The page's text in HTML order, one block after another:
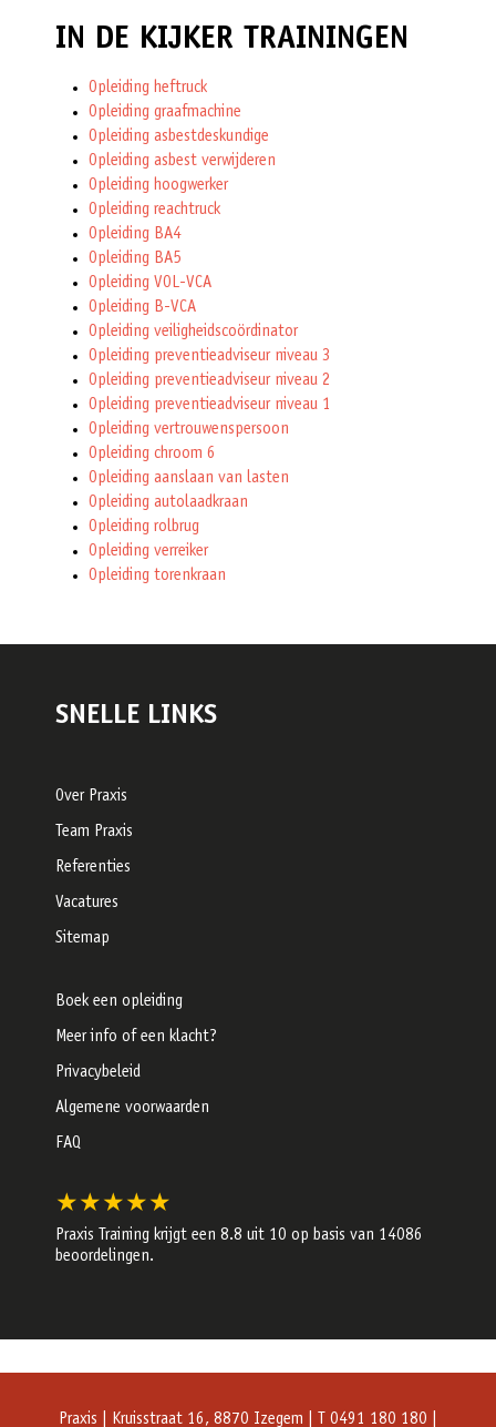
IN DE KIJKER TRAININGEN
Opleiding heftruck
Opleiding graafmachine
Opleiding asbestdeskundige
Opleiding asbest verwijderen
Opleiding hoogwerker
Opleiding reachtruck
Opleiding BA4
Opleiding BA5
Opleiding VOL-VCA
Opleiding B-VCA
Opleiding veiligheidscoördinator
Opleiding preventieadviseur niveau 3
Opleiding preventieadviseur niveau 2
Opleiding preventieadviseur niveau 1
Opleiding vertrouwenspersoon
Opleiding chroom 6
Opleiding aanslaan van lasten
Opleiding autolaadkraan
Opleiding rolbrug
Opleiding verreiker
Opleiding torenkraan
SNELLE LINKS
Over Praxis
Team Praxis
Referenties
Vacatures
Sitemap
Boek een opleiding
Meer info of een klacht?
Privacybeleid
Algemene voorwaarden
FAQ
★★★★★
Praxis Training krijgt een 8.8 uit 10 op basis van 14086
beoordelingen.
Praxis | Kruisstraat 16, 8870 Izegem | T 0491 180 180 |